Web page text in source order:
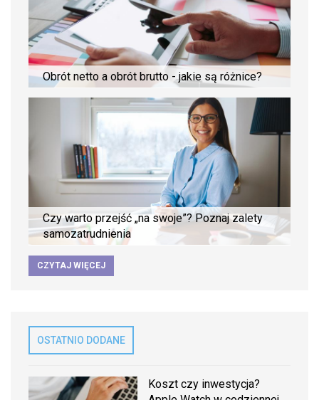
Obrót netto a obrót brutto - jakie są różnice?
Czy warto przejść „na swoje”? Poznaj zalety
samozatrudnienia
CZYTAJ WIĘCEJ
OSTATNIO DODANE
Koszt czy inwestycja?